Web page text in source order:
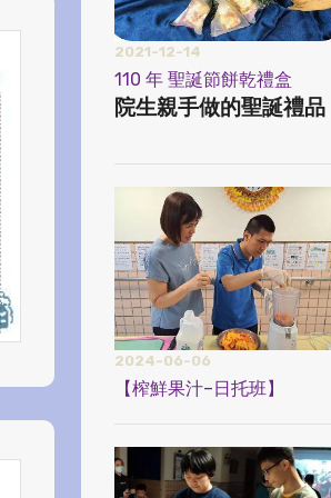
2021-12-14
110 年 聖誕節餅乾禮盒
院生親手做的聖誕禮品
2024-06-06
【榨鮮果汁–日托班】